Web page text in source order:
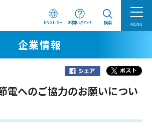
ENGLISH お問い合わせ 検索 MENU
企業情報
電へのご協力のお願いについ